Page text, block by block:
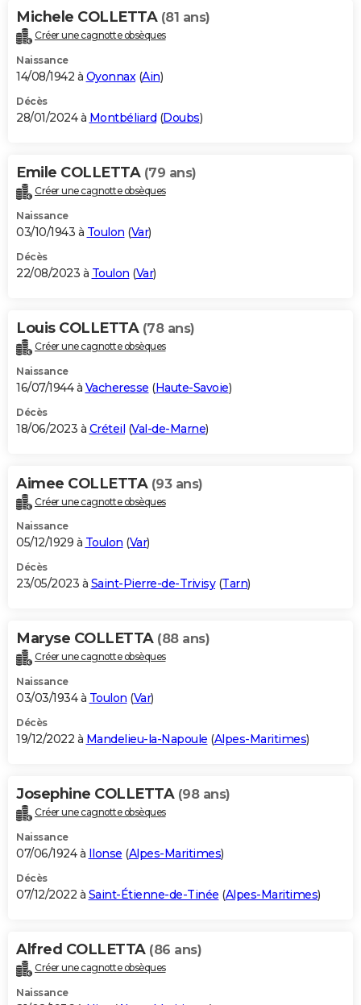
Michele COLLETTA (81 ans)
Créer une cagnotte obsèques
Naissance
14/08/1942 à Oyonnax(Ain)
Décès
28/01/2024 à Montbéliard (Doubs)
Emile COLLETTA (79 ans)
Créer une cagnotte obsèques
Naissance
03/10/1943 à Toulon (Var)
Décès
22/08/2023 à Toulon (Var)
Louis COLLETTA (78 ans)
Créer une cagnotte obsèques
Naissance
16/07/1944 à Vacheresse (Haute-Savoie)
Décès
18/06/2023 à Créteil (Val-de-Marne)
Aimee COLLETTA (93 ans)
Créer une cagnotte obsèques
Naissance
05/12/1929 à Toulon (Var)
Décès
23/05/2023 à Saint-Pierre-de-Trivisy(Tarn)
Maryse COLLETTA (88 ans)
Créer une cagnotte obsèques
Naissance
03/03/1934 à Toulon (Var)
Décès
19/12/2022 à Mandelieu-la-Napoule (Alpes-Maritimes)
Josephine COLLETTA (98 ans)
Créer une cagnotte obsèques
Naissance
07/06/1924 à Ilonse (Alpes-Maritimes)
Décès
07/12/2022 à Saint-Étienne-de-Tinée (Alpes-Maritimes)
Alfred COLLETTA (86 ans)
Créer une cagnotte obsèques
Naissance